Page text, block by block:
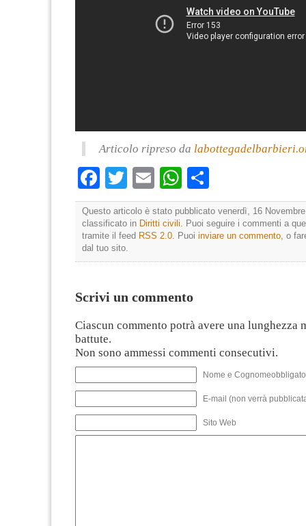
Articolo ripreso da
Facebook
TwitterEmailWhatsApp
Questo articolo è stato pubblicato venerdì, 16
classificato in Diritti civili. Puoi seguire i commenti a
tramite il feed RSS 2.0. Puoi inviare un commento, o
dal tuo sito.
Scrivi un commento
Ciascun commento potrà avere una lunghezza
battute.
Non sono ammessi commenti consecutivi.
Nome e
E-mail (non verrà
Sito Web